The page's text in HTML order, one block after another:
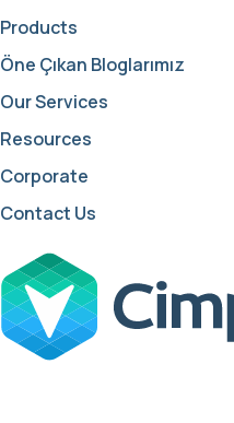
Products
Öne Çıkan Bloglarımız
Our Services
Resources
Corporate
Contact Us